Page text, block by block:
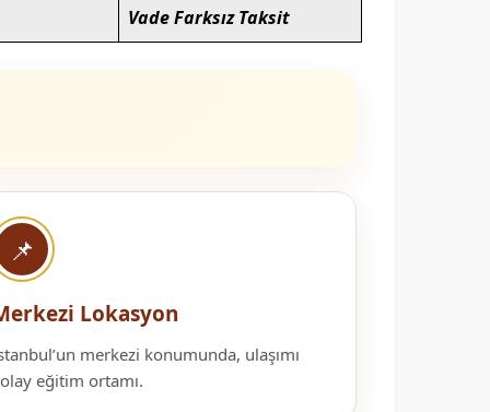
Vade Farksız Taksit
📌
Lokasyon
merkezi konumunda, ulaşımı
eğitim ortamı.